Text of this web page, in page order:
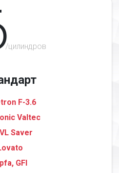
/цилиндров
F-3.6
Valtec
Saver
GFI